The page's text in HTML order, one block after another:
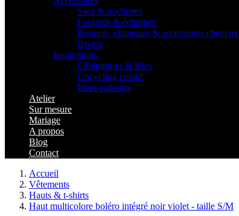
Sacs & pochettes
Foulards & écharpes
Bonnets, chapeaux & accessoires cheveux
Divers
Inspirations
Cérémonies & fêtes
Upcycling créatif
Idées cadeaux
Atelier
Sur mesure
Mariage
A propos
Blog
Contact
Accueil
Vêtements
Hauts & t-shirts
Haut multicolore boléro intégré noir violet - taille S/M